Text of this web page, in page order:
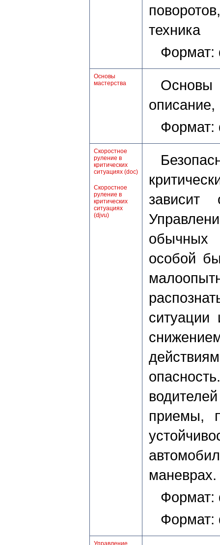
техника
Формат:
Основы
мастерства
Основы
Формат:
Скоростное
руление в
критических
ситуациях (doc)
Скоростное
руление в
критических
ситуациях
(djvu)
зависит
обычных
особой
ситуации
приемы,
маневрах.
Формат:
Формат: